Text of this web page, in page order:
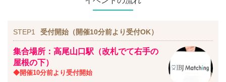
STEP1 受付開始（開催10分前より受付OK）
集合場所：高尾山口駅（改札でて右手の
屋根の下）
◆開催10分前より受付開始